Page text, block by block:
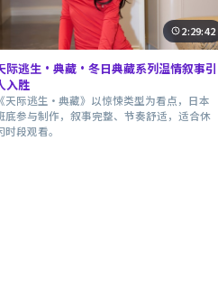
2:29:42
际逃生·典藏·冬日典藏系列温情叙事引
入胜
《天际逃生·典藏》以惊悚类型为看点，日本
底参与制作，叙事完整、节奏舒适，适合休
时段观看。